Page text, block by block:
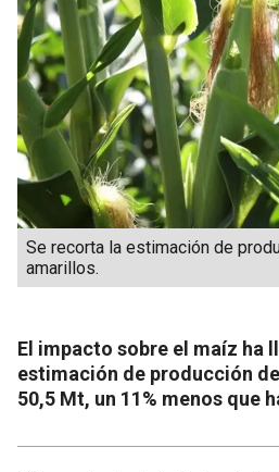
Se recorta la estimación de
amarillos.
El impacto sobre el maíz ha
estimación de producción
50,5 Mt, un 11% menos que